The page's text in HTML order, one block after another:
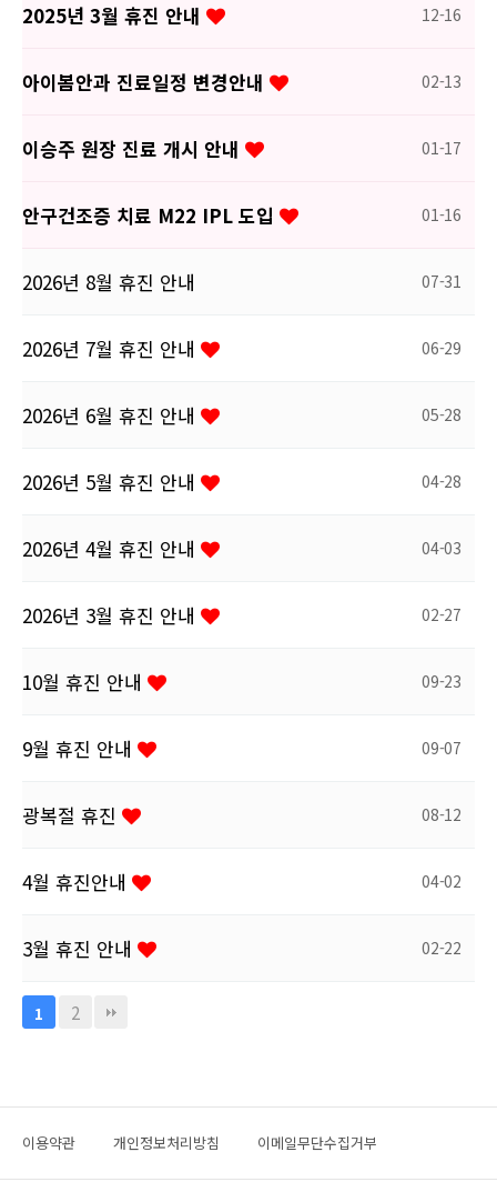
2025년 3월 휴진 안내 12-16
아이봄안과 진료일정 변경안내 02-13
이승주 원장 진료 개시 안내 01-17
안구건조증 치료 M22 IPL 도입 01-16
2026년 8월 휴진 안내 07-31
2026년 7월 휴진 안내 06-29
2026년 6월 휴진 안내 05-28
2026년 5월 휴진 안내 04-28
2026년 4월 휴진 안내 04-03
2026년 3월 휴진 안내 02-27
10월 휴진 안내 09-23
9월 휴진 안내 09-07
광복절 휴진 08-12
4월 휴진안내 04-02
3월 휴진 안내 02-22
1 2
이용약관 개인정보처리방침 이메일무단수집거부